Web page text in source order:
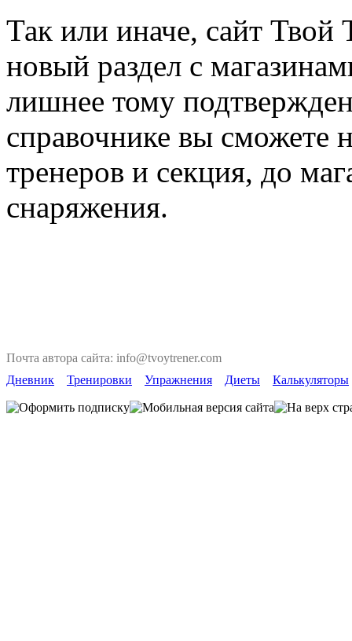
Так или иначе, сайт Твой
новый раздел с
лишнее тому
справочнике вы сможете
тренеров и секция, до
снаряжения.
Почта автора сайта: info@tvoytrener.com
Дневник
Тренировки Упражнения Диеты Калькуляторы